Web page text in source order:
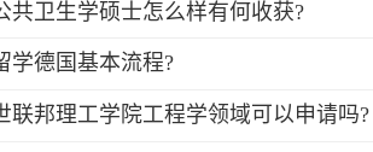
共卫生学硕士怎么样有何收获?
学德国基本流程?
联邦理工学院工程学领域可以申请吗?